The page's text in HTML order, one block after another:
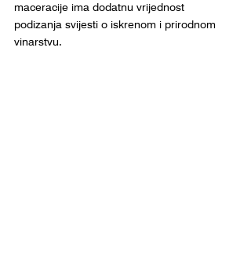
maceracije ima dodatnu vrijednost
podizanja svijesti o iskrenom i prirodnom
vinarstvu.